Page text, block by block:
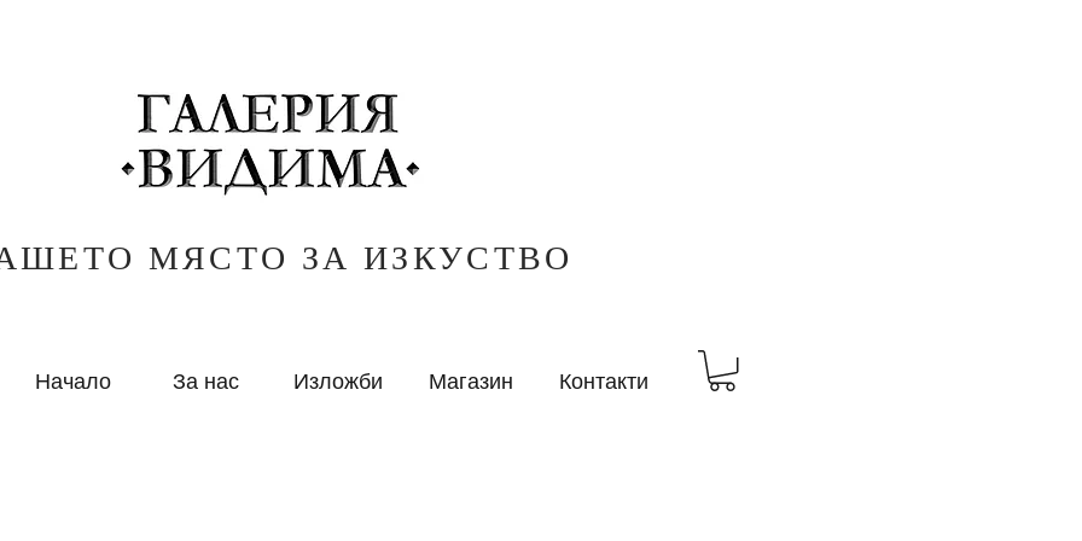
МЯСТО ЗА ИЗКУСТВО
Начало За нас Изложби Магазин Контакти